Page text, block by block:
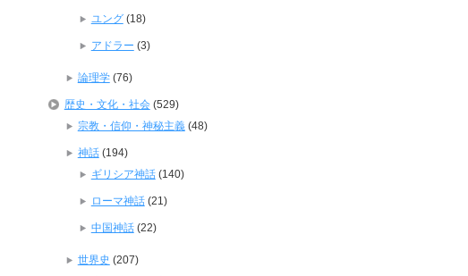
ユング(18)
アドラー (3)
論理学(76)
歴史・文化・社会(529)
宗教・信仰・神秘主義(48)
神話(194)
ギリシア神話(140)
ローマ神話(21)
中国神話(22)
世界史 (207)